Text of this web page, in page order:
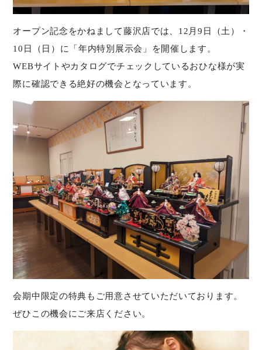
オープン記念をかねまして藤沢店では、12月9日（土）・
10日（日）に「年内特別展示会」を開催します。
WEBサイトやカタログでチェックしているおひな様が実
際に確認できる絶好の機会となっています。
会期中限定の特典もご用意させていただいております。
ぜひこの機会にご来店ください。